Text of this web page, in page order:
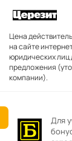
Цена
на сайте
юридических лиц
предложения
компании).
Для